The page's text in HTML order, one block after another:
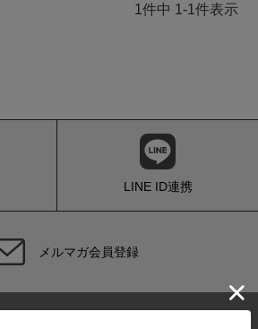
1 件中 1 -1 件表示
LINE ID連携
メルマガ会員登録